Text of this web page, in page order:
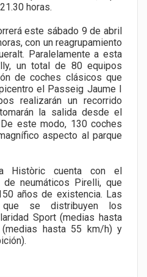
horas.
este sábado 9 de abril
con un reagrupamiento
Paralelamente a esta
un total de 80 equipos
de coches clásicos que
el Passeig Jaume I
realizarán un recorrido
la salida desde el
este modo, 130 coches
aspecto al parque
Històric cuenta con el
neumáticos Pirelli, que
años de existencia. Las
se distribuyen los
Sport (medias hasta
(medias hasta 55 km/h) y